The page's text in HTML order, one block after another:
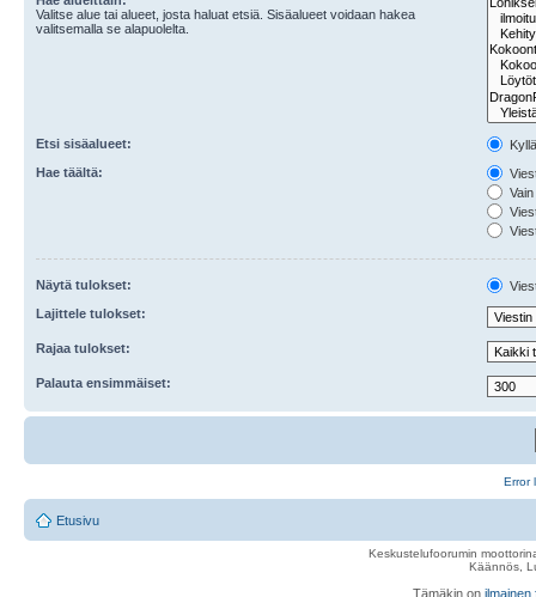
Valitse alue tai alueet, josta haluat etsiä. Sisäalueet voidaan hakea
valitsemalla se alapuolelta.
Etsi sisäalueet:
Hae täältä:
Näytä tulokset:
Lajittele tulokset:
Rajaa tulokset:
Palauta ensimmäiset:
Error
Etusivu
Keskustelufoorumin
Käännös,
Tämäkin on ilmainen